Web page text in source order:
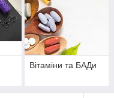
Вітаміни та БАДи